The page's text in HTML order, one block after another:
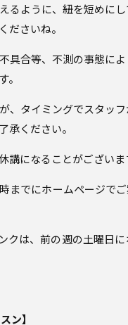
るように、紐を短めに
ださいね。
具合等、不測の事態に
。
、タイミングでスタッ
承ください。
になることがございま
までにホームページで
クは、前の週の土曜日
ン】